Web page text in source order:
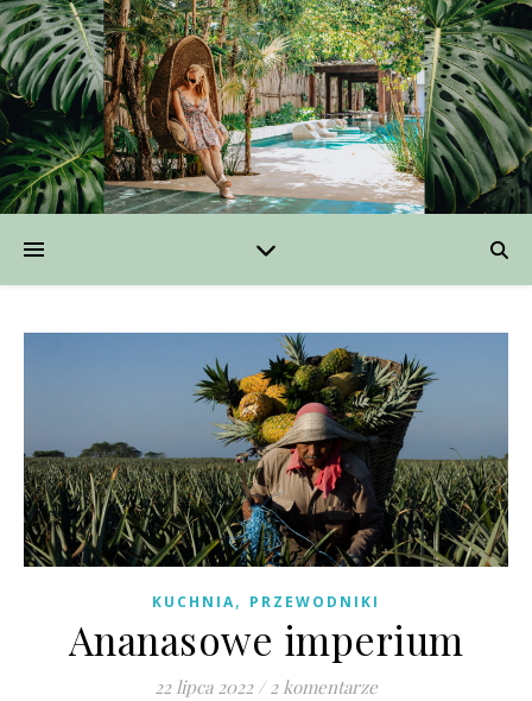
KUCHNIA, PRZEWODNIKI
Ananasowe imperium
22 lipca 2022 / 2 komentarze